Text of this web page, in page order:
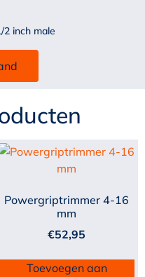
2 inch male
Powergriptrimmer 4-16
mm
€52,95
Toevoegen aan